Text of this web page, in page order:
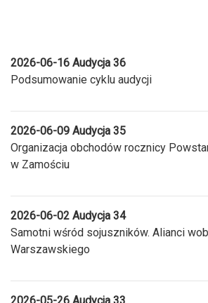
2026-06-16 Audycja 36
Podsumowanie cyklu audycji
2026-06-09 Audycja 35
Organizacja obchodów rocznicy
w Zamościu
2026-06-02 Audycja 34
Samotni wśród sojuszników. Alianci
Warszawskiego